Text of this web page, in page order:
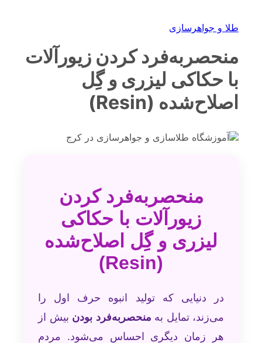
طلا و جواهرسازی
منحصربه‌فرد کردن زیورآلات
با حکاکی لیزری و گِل
اصلاح‌شده (Resin)
منحصربه‌فرد کردن
زیورآلات با حکاکی
لیزری و گِل اصلاح‌شده
(Resin)
در دنیایی که تولید انبوه حرف اول را
می‌زند، تمایل به منحصربه‌فرد بودن بیش از
هر زمان دیگری احساس می‌شود. مردم